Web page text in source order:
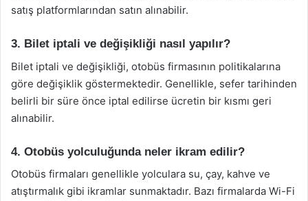
satış platformlarından satın alınabilir.
3. Bilet iptali ve değişikliği nasıl yapılır?
Bilet iptali ve değişikliği, otobüs firmasının politikalarına
göre değişiklik göstermektedir. Genellikle, sefer tarihinden
belirli bir süre önce iptal edilirse ücretin bir kısmı geri
alınabilir.
4. Otobüs yolculuğunda neler ikram edilir?
Otobüs firmaları genellikle yolculara su, çay, kahve ve
atıştırmalık gibi ikramlar sunmaktadır. Bazı firmalarda Wi-Fi